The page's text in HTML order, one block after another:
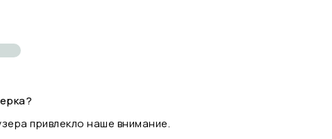
привлекло наше внимание.